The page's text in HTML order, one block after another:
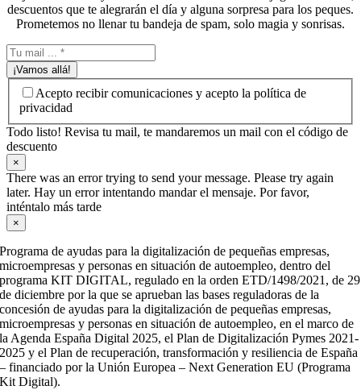
descuentos que te alegrarán el día y alguna sorpresa para los peques.
Prometemos no llenar tu bandeja de spam, solo magia y sonrisas.
¡Vamos allá!
Acepto recibir comunicaciones y acepto la política de
privacidad
Todo listo! Revisa tu mail, te mandaremos un mail con el código de
descuento
×
There was an error trying to send your message. Please try again
later. Hay un error intentando mandar el mensaje. Por favor,
inténtalo más tarde
×
Programa de ayudas para la digitalización de pequeñas empresas,
microempresas y personas en situación de autoempleo, dentro del
programa KIT DIGITAL, regulado en la orden ETD/1498/2021, de 29
de diciembre por la que se aprueban las bases reguladoras de la
concesión de ayudas para la digitalización de pequeñas empresas,
microempresas y personas en situación de autoempleo, en el marco de
la Agenda España Digital 2025, el Plan de Digitalización Pymes 2021-
2025 y el Plan de recuperación, transformación y resiliencia de España
– financiado por la Unión Europea – Next Generation EU (Programa
Kit Digital).